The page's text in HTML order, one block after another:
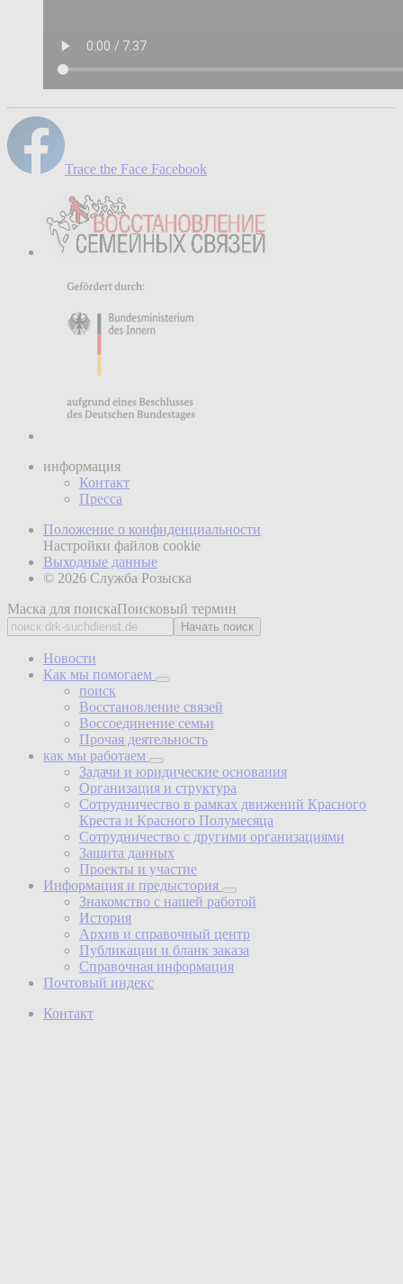
Trace the Face Facebook
информация
Контакт
Пресса
Положение о конфиденциальности
Настройки файлов cookie
Выходные данные
© 2026 Служба Розыска
Маска для поискаПоисковый термин
Начать поиск
Новости
Как мы помогаем
поиск
Восстановление связей
Воссоединение семьи
Прочая деятельность
как мы работаем
Задачи и юридические основания
Организация и структура
Сотрудничество в рамках движений Красного
Креста и Красного Полумесяца
Сотрудничество с другими организациями
Защита данных
Проекты и участие
Информация и предыстория
Знакомство с нашей работой
История
Архив и справочный центр
Публикации и бланк заказа
Справочная информация
Почтовый индекс
Контакт